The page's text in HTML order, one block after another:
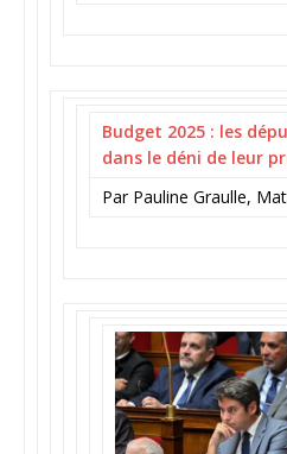
Budget 2025 : les
dans le déni de leur
Par Pauline Graulle,